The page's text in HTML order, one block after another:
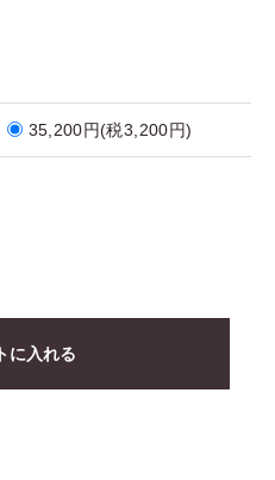
35,200円(税3,200円)
に入れる